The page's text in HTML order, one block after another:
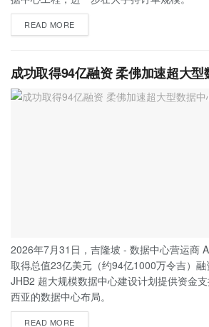
READ MORE
成功取得94亿融资 柔佛加速超大
2026年7月31日，吉隆坡 - 数据中心营运商
取得总值23亿美元（约94亿1000万令吉）
JHB2 超大规模数据中心建设计划提供资金
西亚的数据中心布局。
READ MORE